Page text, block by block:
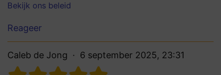
Bekijk ons beleid
Reageer
Caleb de Jong 6 september 2025, 23:31